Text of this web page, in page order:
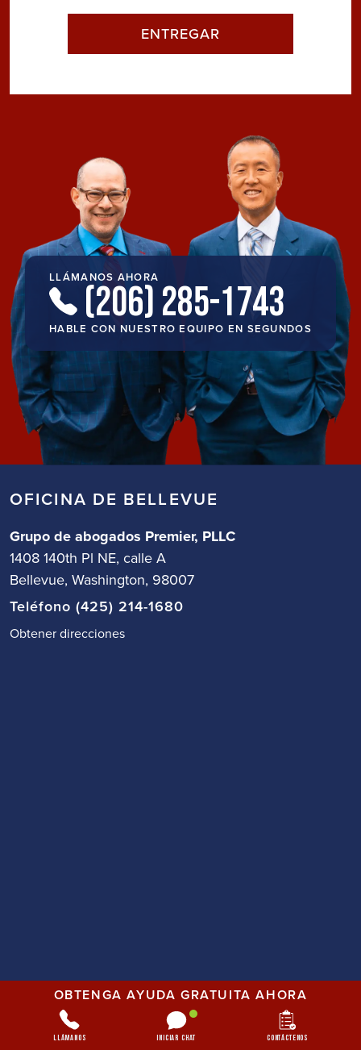
LLÁMANOS AHORA
(206) 285-1743
HABLE CON NUESTRO EQUIPO EN SEGUNDOS
OFICINA DE BELLEVUE
Grupo de abogados Premier, PLLC
1408 140th Pl NE, calle A
Bellevue, Washington, 98007
Teléfono (425) 214-1680
Obtener direcciones
OBTENGA AYUDA GRATUITA AHORA
Llámanos Iniciar chat Contáctenos